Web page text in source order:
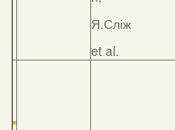
Я.Сліж
et al.